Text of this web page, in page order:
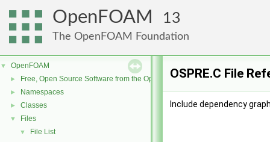
OpenFOAM 13
The OpenFOAM Foundation
▼ OpenFOAM
► Free, Open Source Software from the OpenFOAM Foundation
► Namespaces
► Classes
▼ Files
▼ File List
OSPRE.C File
Include dependency